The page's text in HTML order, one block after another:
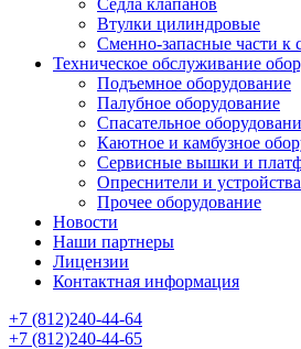
Седла клапанов
Втулки цилиндровые
Сменно-запасные части к
Техническое обслуживание
Подъемное оборудование
Палубное оборудование
Спасательное
Каютное и камбузное
Сервисные вышки и
Опреснители и
Прочее оборудование
Новости
Наши партнеры
Лицензии
Контактная информация
+7 (812)240-44-64
+7 (812)240-44-65